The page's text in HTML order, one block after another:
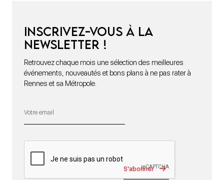
Inscrivez-vous à la
newsletter !
Retrouvez chaque mois une sélection des meilleures
événements, nouveautés et bons plans à ne pas rater à
Rennes et sa Métropole.
S'abonner